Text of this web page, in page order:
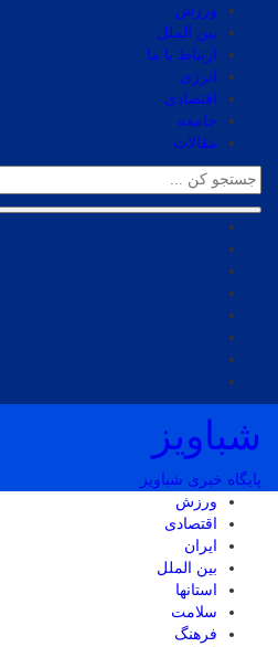
ورزش
بین الملل
ارتباط با ما
انرژی
اقتصادی
جامعه
مقالات
شباویز
پایگاه خبری شباویز
ورزش
اقتصادی
ایران
بین الملل
استانها
سلامت
فرهنگ